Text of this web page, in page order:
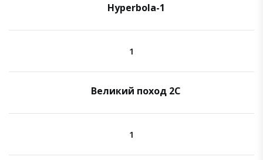
Hyperbola-1
1
Великий поход 2C
1